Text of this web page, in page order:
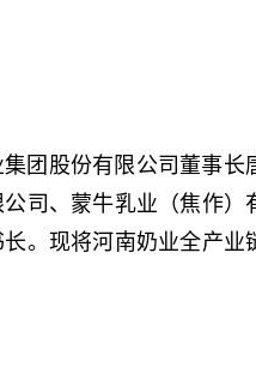
团股份有限公司董事长
司、蒙牛乳业（焦作）
。现将河南奶业全产业